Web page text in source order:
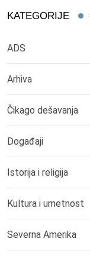
KATEGORIJE
ADS
Arhiva
Čikago dešavanja
Događaji
Istorija i religija
Kultura i umetnost
Severna Amerika